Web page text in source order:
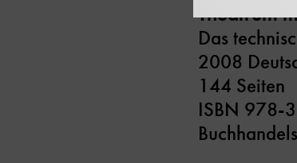
Theatrum
Das
2008
144 Seiten
ISBN 978-